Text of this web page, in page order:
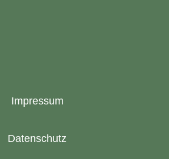
Impressum
Datenschutz